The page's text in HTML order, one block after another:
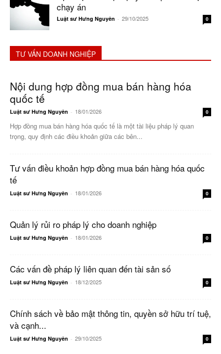
chạy án
Luật sư Hưng Nguyên - 29/10/2025 0
TƯ VẤN DOANH NGHIỆP
Nội dung hợp đồng mua bán hàng hóa
quốc tế
Luật sư Hưng Nguyên - 18/01/2026 0
Hợp đồng mua bán hàng hóa quốc tế là một tài liệu pháp lý quan
trọng, quy định các điều khoản giữa các bên...
Tư vấn điều khoản hợp đồng mua bán hàng hóa quốc
tế
Luật sư Hưng Nguyên - 18/01/2026 0
Quản lý rủi ro pháp lý cho doanh nghiệp
Luật sư Hưng Nguyên - 18/01/2026 0
Các vấn đề pháp lý liên quan đến tài sản số
Luật sư Hưng Nguyên - 18/12/2025 0
Chính sách về bảo mật thông tin, quyền sở hữu trí tuệ,
và cạnh...
Luật sư Hưng Nguyên - 29/10/2025 0